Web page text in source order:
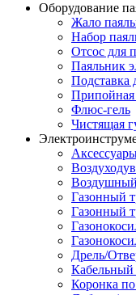
Оборудование
Жало
Набор
Отсос для
Паяльник
Подставка
Припойная
Флюс-гель
Чистящая
Газонный
Газонный
Дрель/
Кабельный
Коронка